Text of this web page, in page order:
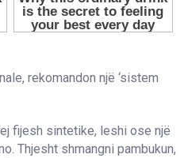
rekomandon një ‘sistem
fijesh sintetike, leshi ose një
Thjesht shmangni pambukun,